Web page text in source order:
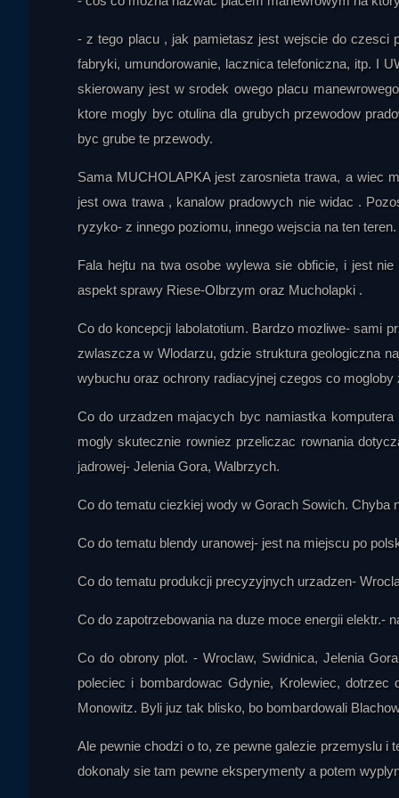
zjawiska mogły interesować badaczy niemieckich,
elektromagnetycznymi, między innymi z wykorzystaniem rtęci.
Kolejny wątek dotyczy rzekomego wpływu pól
elektrony, właściwości pól elektrostatycznych oraz
aparaty lampowe i twierdzi, że ich działanie bywało
być prowadzone pod przykrywką badań atomowych. W tym
nazistów i ostrożnie wskazuje na możliwy związek Josefa
technologiczno-finansowego. Miałby on łączyć własne
zasobów oraz podporządkowany system gospodarczy.
Prowadzący sugeruje, że właśnie dlatego badania miały
zaawansowana część mogła zostać ukryta w Górach Sowich.
elektrostatyczno-elektromagnetycznych. Oficjalne instalacje
informacji dostępnych w literaturze, a słuchacz powinien
- z tego placu , jak pamietasz jest wejscie do czesci
fabryki, umundorowanie, lacznica telefoniczna, itp. I
skierowany jest w srodek owego placu
ktore mogly byc otulina dla grubych przewodow
byc grube te przewody.
Sama MUCHOLAPKA jest zarosnieta trawa, a wiec
jest owa trawa , kanalow pradowych nie widac .
ryzyko- z innego poziomu, innego wejscia na ten teren.
Fala hejtu na twa osobe wylewa sie obficie, i jest
aspekt sprawy Riese-Olbrzym oraz Mucholapki .
Co do koncepcji labolatotium. Bardzo mozliwe- sami
zwlaszcza w Wlodarzu, gdzie struktura geologiczna
wybuchu oraz ochrony radiacyjnej czegos co
Co do urzadzen majacych byc namiastka
mogly skutecznie rowniez przeliczac rownania
jadrowej- Jelenia Gora, Walbrzych.
Co do tematu ciezkiej wody w Gorach Sowich.
Co do tematu blendy uranowej- jest na miejscu po
Co do tematu produkcji precyzyjnych urzadzen-
Co do zapotrzebowania na duze moce energii elektr.-
Co do obrony plot. - Wroclaw, Swidnica, Jelenia
poleciec i bombardowac Gdynie, Krolewiec,
Monowitz. Byli juz tak blisko, bo bombardowali
Ale pewnie chodzi o to, ze pewne galezie przemyslu
dokonaly sie tam pewne eksperymenty a potem